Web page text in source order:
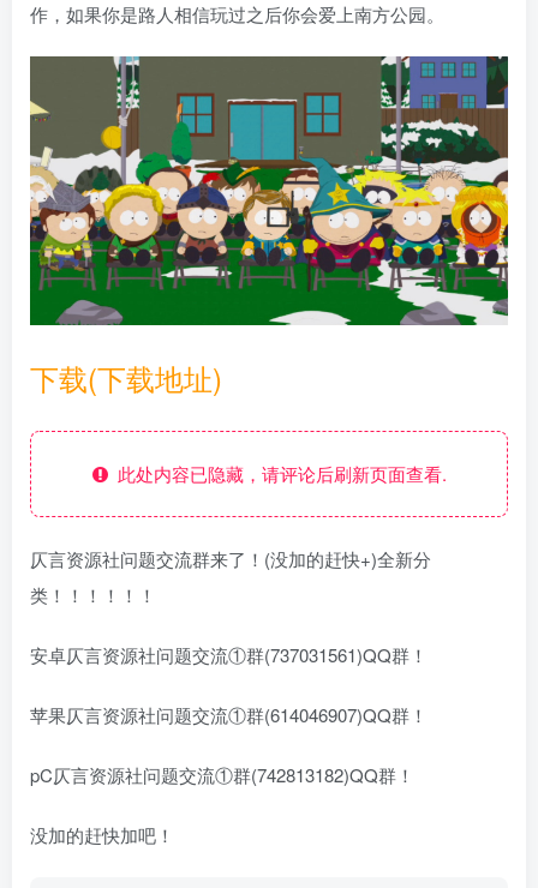
作，如果你是路人相信玩过之后你会爱上南方公园。
下载(下载地址)
此处内容已隐藏，请评论后刷新页面查看.
仄言资源社问题交流群来了！(没加的赶快+)全新分
类！！！！！！
安卓仄言资源社问题交流①群(737031561)QQ群！
苹果仄言资源社问题交流①群(614046907)QQ群！
pC仄言资源社问题交流①群(742813182)QQ群！
没加的赶快加吧！